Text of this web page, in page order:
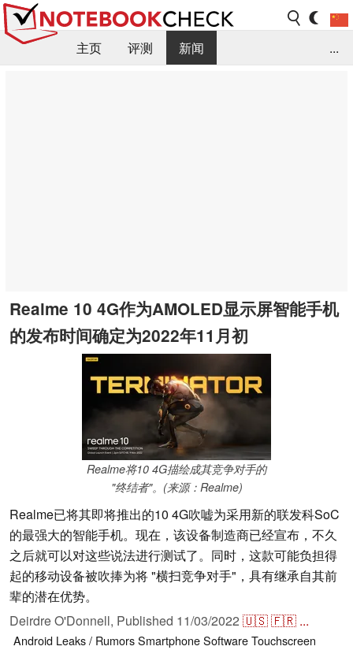
主页 评测
新闻
...
Realme 10 4G作为AMOLED显示屏智能手机
的发布时间确定为2022年11月初
Realme将10 4G描绘成其竞争对手的
"终结者"。(来源：Realme)
Realme已将其即将推出的10 4G吹嘘为采用新的联发科SoC
的最强大的智能手机。现在，该设备制造商已经宣布，不久
之后就可以对这些说法进行测试了。同时，这款可能负担得
起的移动设备被吹捧为将 "横扫竞争对手"，具有继承自其前
辈的潜在优势。
Deirdre O'Donnell, Published 11/03/2022 🇺🇸🇫🇷 ...
Android Leaks / RumorsSmartphoneSoftwareTouchscreen